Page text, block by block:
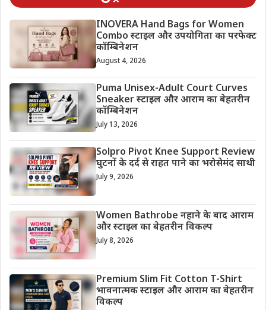
INOVERA Hand Bags for Women
Combo स्टाइल और उपयोगिता का परफेक्ट
कॉम्बिनेशन
August 4, 2026
Puma Unisex-Adult Court Curves
Sneaker स्टाइल और आराम का बेहतरीन
कॉम्बिनेशन
July 13, 2026
Solpro Pivot Knee Support Review
घुटनों के दर्द से राहत पाने का भरोसेमंद साथी
July 9, 2026
Women Bathrobe नहाने के बाद आराम
और स्टाइल का बेहतरीन विकल्प
July 8, 2026
Premium Slim Fit Cotton T-Shirt
भावनात्मक स्टाइल और आराम का बेहतरीन
विकल्प